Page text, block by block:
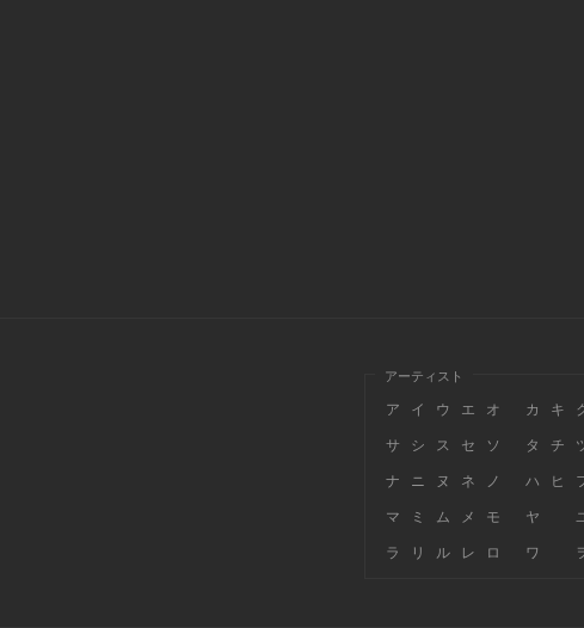
アーティスト
ア イ ウ エ オ カ キ
サ シ ス セ ソ タ チ
ナ ニ ヌ ネ ノ ハ ヒ
マ ミ ム メ モ ヤ
ラ リ ル レ ロ ワ